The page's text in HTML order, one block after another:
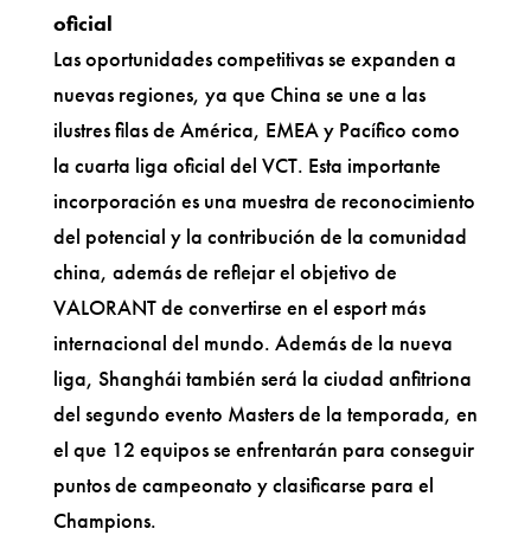
oficial
Las oportunidades competitivas se expanden a
nuevas regiones, ya que China se une a las
ilustres filas de América, EMEA y Pacífico como
la cuarta liga oficial del VCT. Esta importante
incorporación es una muestra de reconocimiento
del potencial y la contribución de la comunidad
china, además de reflejar el objetivo de
VALORANT de convertirse en el esport más
internacional del mundo. Además de la nueva
liga, Shanghái también será la ciudad anfitriona
del segundo evento Masters de la temporada, en
el que 12 equipos se enfrentarán para conseguir
puntos de campeonato y clasificarse para el
Champions.